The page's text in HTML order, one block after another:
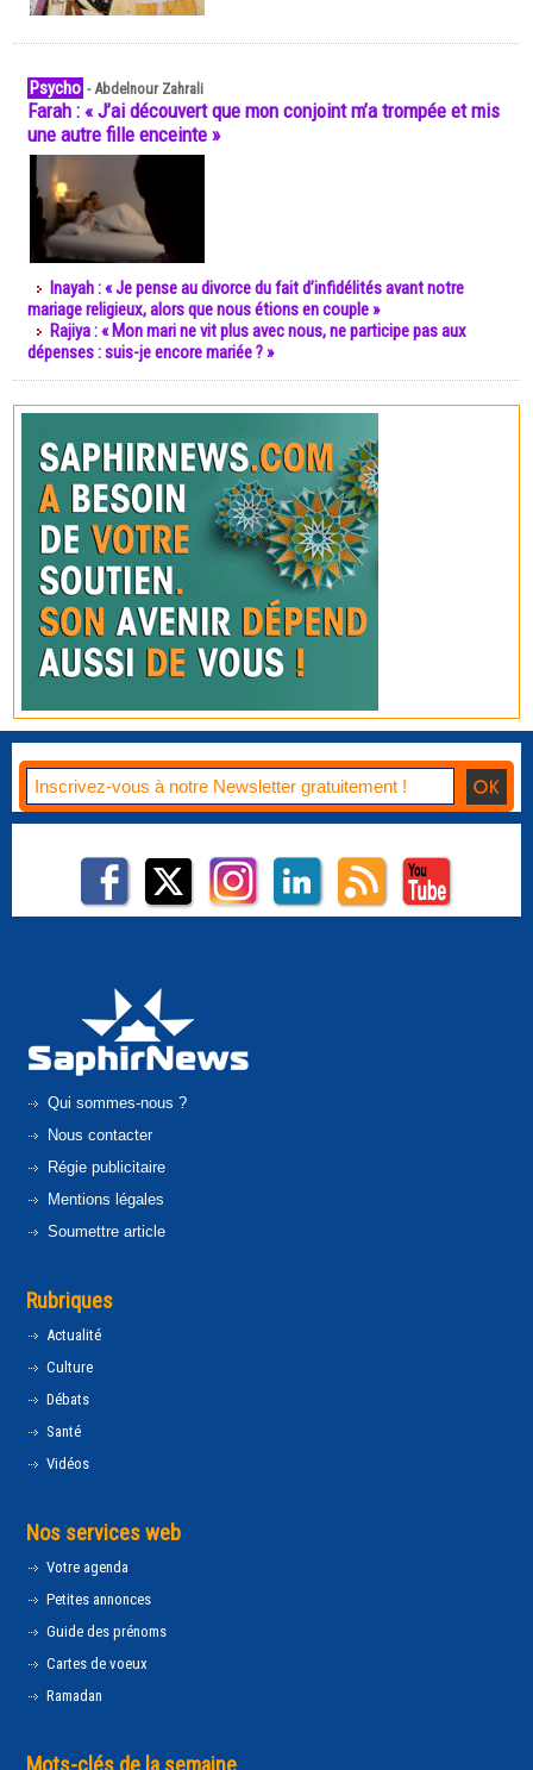
Psycho -Abdelnour Zahrali
Farah : « J’ai découvert que mon conjoint m’a trompée et mis
une autre fille enceinte »
Inayah : « Je pense au divorce du fait d’infidélités avant notre
mariage religieux, alors que nous étions en couple »
Rajiya : « Mon mari ne vit plus avec nous, ne participe pas aux
dépenses : suis-je encore mariée ? »
Qui sommes-nous ?
Nous contacter
Régie publicitaire
Mentions légales
Soumettre article
Rubriques
Actualité
Culture
Débats
Santé
Vidéos
Nos services web
Votre agenda
Petites annonces
Guide des prénoms
Cartes de voeux
Ramadan
Mots-clés de la semaine